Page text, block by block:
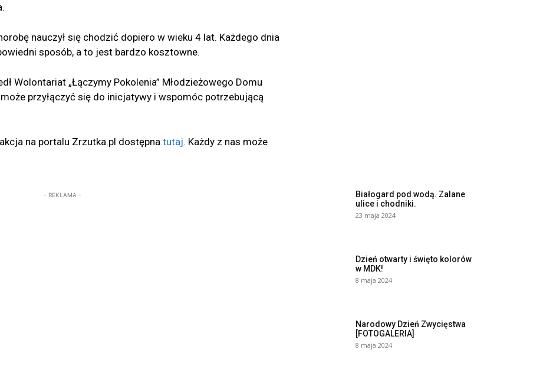
nauczył się chodzić dopiero w wieku 4 lat. Każdego dnia
sposób, a to jest bardzo kosztowne.
Wolontariat „Łączymy Pokolenia” Młodzieżowego Domu
przyłączyć się do inicjatywy i wspomóc potrzebującą
na portalu Zrzutka.pl dostępna tutaj. Każdy z nas może
- REKLAMA -
Białogard pod wodą. Zalane
ulice i chodniki.
23 maja 2024
Dzień otwarty i święto kolorów
w MDK!
8 maja 2024
Narodowy Dzień Zwycięstwa
[FOTOGALERIA]
8 maja 2024